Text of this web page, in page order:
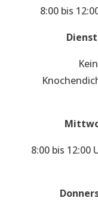
8:00 bis
8:00 bis